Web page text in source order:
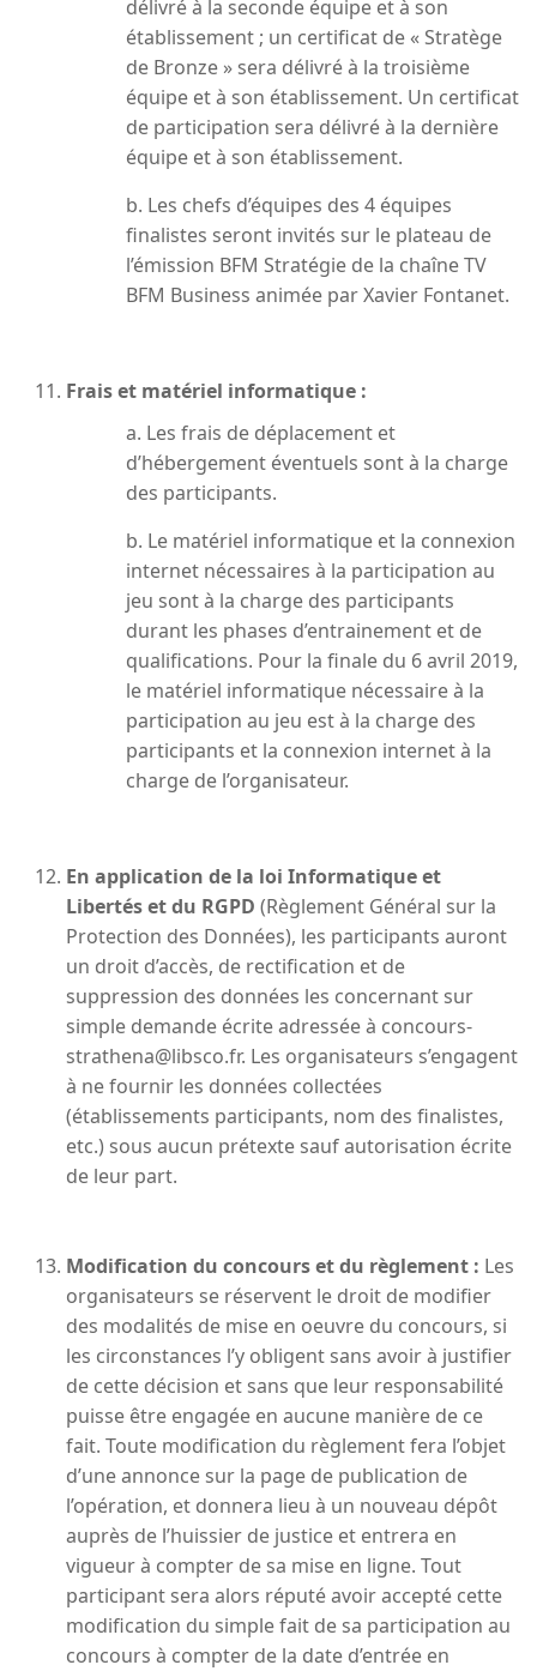
délivré à la seconde équipe et à son
établissement ; un certificat de « Stratège
de Bronze » sera délivré à la troisième
équipe et à son établissement. Un certificat
de participation sera délivré à la dernière
équipe et à son établissement.
b. Les chefs d’équipes des 4 équipes
finalistes seront invités sur le plateau de
l’émission BFM Stratégie de la chaîne TV
BFM Business animée par Xavier Fontanet.
Frais et matériel informatique :
a. Les frais de déplacement et
d’hébergement éventuels sont à la charge
des participants.
b. Le matériel informatique et la connexion
internet nécessaires à la participation au
jeu sont à la charge des participants
durant les phases d’entrainement et de
qualifications. Pour la finale du 6 avril 2019,
le matériel informatique nécessaire à la
participation au jeu est à la charge des
participants et la connexion internet à la
charge de l’organisateur.
En application de la loi Informatique et
Libertés et du RGPD (Règlement Général sur la
Protection des Données), les participants auront
un droit d’accès, de rectification et de
suppression des données les concernant sur
simple demande écrite adressée à concours-
strathena@libsco.fr. Les organisateurs s’engagent
à ne fournir les données collectées
(établissements participants, nom des finalistes,
etc.) sous aucun prétexte sauf autorisation écrite
de leur part.
Modification du concours et du règlement : Les
organisateurs se réservent le droit de modifier
des modalités de mise en oeuvre du concours, si
les circonstances l’y obligent sans avoir à justifier
de cette décision et sans que leur responsabilité
puisse être engagée en aucune manière de ce
fait. Toute modification du règlement fera l’objet
d’une annonce sur la page de publication de
l’opération, et donnera lieu à un nouveau dépôt
auprès de l’huissier de justice et entrera en
vigueur à compter de sa mise en ligne. Tout
participant sera alors réputé avoir accepté cette
modification du simple fait de sa participation au
concours à compter de la date d’entrée en